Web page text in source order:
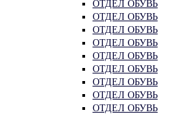
ОТДЕЛ ОБУВЬ
ОТДЕЛ ОБУВЬ
ОТДЕЛ ОБУВЬ
ОТДЕЛ ОБУВЬ
ОТДЕЛ ОБУВЬ
ОТДЕЛ ОБУВЬ
ОТДЕЛ ОБУВЬ
ОТДЕЛ ОБУВЬ
ОТДЕЛ ОБУВЬ